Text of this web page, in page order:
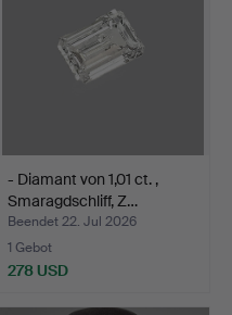
- Diamant von 1,01 ct. ,
Smaragdschliff, Z…
Beendet 22. Jul 2026
1 Gebot
278 USD